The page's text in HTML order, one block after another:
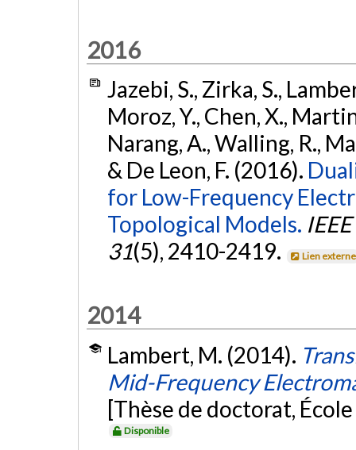
2016
Jazebi, S., Zirka, S.,
Moroz, Y., Chen, X.,
Narang, A., Walling, R.,
& De Leon, F. (2016).
for Low-Frequency
Topological Models.
31(5), 2410-2419. Lien externe
2014
Lambert, M. (2014).
Mid-Frequency
[Thèse de doctorat,
Disponible